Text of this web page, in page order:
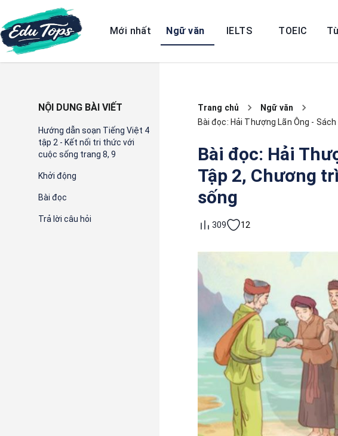
Mới nhất Ngữ văn IELTS TOEIC
NỘI DUNG BÀI VIẾT
Hướng dẫn soạn Tiếng Việt 4
tập 2 - Kết nối tri thức với
cuộc sống trang 8, 9
Khởi động
Bài đọc
Trả lời câu hỏi
Trang chủ
Ngữ văn
Bài đọc: Hải Thượng Lãn Ông -
Bài đọc: Hải
Tập 2, Chương
sống
309 12